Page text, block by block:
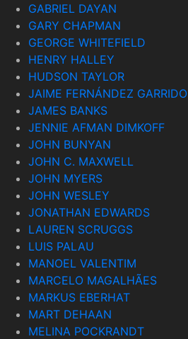
GABRIEL DAYAN
GARY CHAPMAN
GEORGE WHITEFIELD
HENRY HALLEY
HUDSON TAYLOR
JAIME FERNÁNDEZ GARRIDO
JAMES BANKS
JENNIE AFMAN DIMKOFF
JOHN BUNYAN
JOHN C. MAXWELL
JOHN MYERS
JOHN WESLEY
JONATHAN EDWARDS
LAUREN SCRUGGS
LUIS PALAU
MANOEL VALENTIM
MARCELO MAGALHÃES
MARKUS EBERHAT
MART DEHAAN
MELINA POCKRANDT